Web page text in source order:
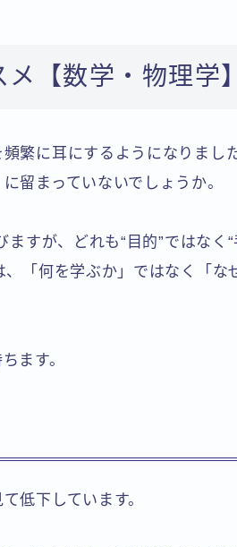
【数学・物理学】
繁に耳にするようになりまし
留まっていないでしょうか。
すが、どれも“目的”ではなく“
「何を学ぶか」ではなく「な
ます。
低下しています。